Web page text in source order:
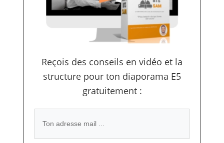
Reçois des conseils en vidéo et la
structure pour ton diaporama E5
gratuitement :